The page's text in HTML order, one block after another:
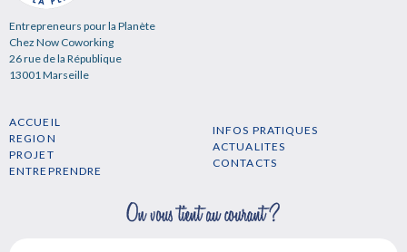
Entrepreneurs pour la Planète
Chez Now Coworking
26 rue de la République
13001 Marseille
ACCUEIL
REGION
PROJET
ENTREPRENDRE
INFOS PRATIQUES
ACTUALITES
CONTACTS